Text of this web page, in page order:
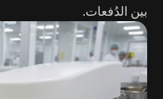
بين الدُفعات.